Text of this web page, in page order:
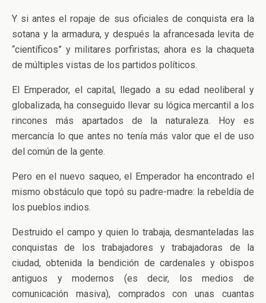
Y si antes el ropaje de sus oficiales de conquista era la
sotana y la armadura, y después la afrancesada levita de
“científicos” y militares porfiristas; ahora es la chaqueta
de múltiples vistas de los partidos políticos.
El Emperador, el capital, llegado a su edad neoliberal y
globalizada, ha conseguido llevar su lógica mercantil a los
rincones más apartados de la naturaleza. Hoy es
mercancía lo que antes no tenía más valor que el de uso
del común de la gente.
Pero en el nuevo saqueo, el Emperador ha encontrado el
mismo obstáculo que topó su padre-madre: la rebeldía de
los pueblos indios.
Destruido el campo y quien lo trabaja, desmanteladas las
conquistas de los trabajadores y trabajadoras de la
ciudad, obtenida la bendición de cardenales y obispos
antiguos y modernos (es decir, los medios de
comunicación masiva), comprados con unas cuantas